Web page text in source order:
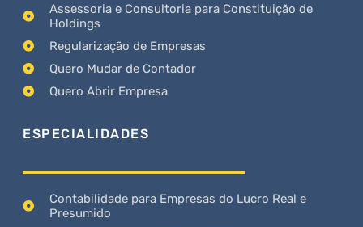
Assessoria e Consultoria para Constituição de
Holdings
Regularização de Empresas
Quero Mudar de Contador
Quero Abrir Empresa
ESPECIALIDADES
Contabilidade para Empresas do Lucro Real e
Presumido